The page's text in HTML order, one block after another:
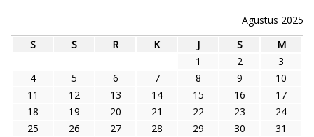
Agustus 2025
S
S R K J S
M
1
2
3
4
5 6 7 8 9
10
11
12 13 14 15 16
17
18
19 20 21 22 23
24
25
26 27 28 29 30 31